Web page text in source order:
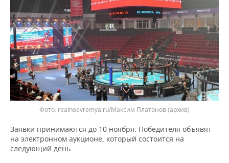
ХОККЕЙ С МЯЧОМ
ПРОИСШЕСТВИЯ
realnoevremya.ru/Максим Платонов(архив)
Заявки принимаются до 10 ноября. Победителя объявят
на электронном аукционе, который состоится на
следующий день.